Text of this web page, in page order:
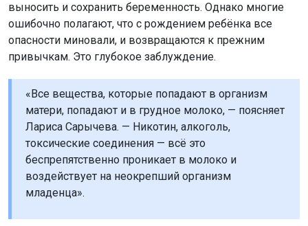
выносить и сохранить беременность. Однако многие
ошибочно полагают, что с рождением ребёнка все
опасности миновали, и возвращаются к прежним
привычкам. Это глубокое заблуждение.
«Все вещества, которые попадают в организм
матери, попадают и в грудное молоко, — поясняет
Лариса Сарычева. — Никотин, алкоголь,
токсические соединения — всё это
беспрепятственно проникает в молоко и
воздействует на неокрепший организм
младенца».